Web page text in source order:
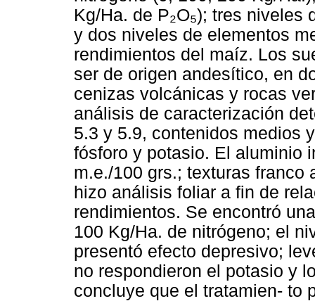
Kg/Ha. de P₂O₅); tres niveles
y dos niveles de elementos
rendimientos del maíz. Los
ser de origen andesítico, en
cenizas volcánicas y rocas
análisis de caracterización
5.3 y 5.9, contenidos medios
fósforo y potasio. El aluminio
m.e./100 grs.; texturas franco
hizo análisis foliar a fin de
rendimientos. Se encontró
100 Kg/Ha. de nitrógeno; el
presentó efecto depresivo;
no respondieron el potasio y
concluye que el tratamien- to